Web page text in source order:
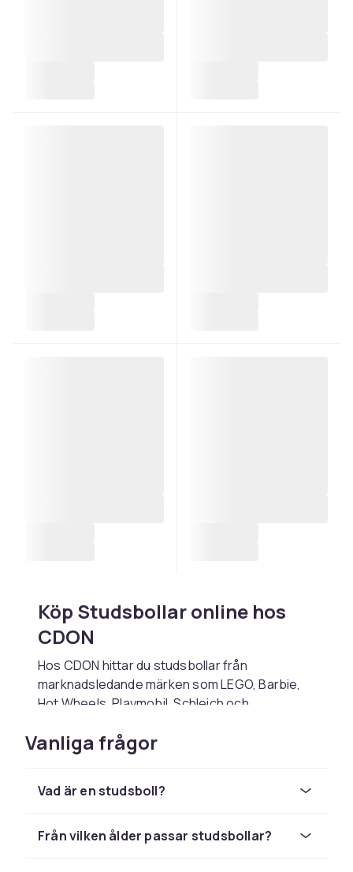
Köp Studsbollar online hos
CDON
Hos CDON hittar du studsbollar från
marknadsledande märken som LEGO, Barbie,
Hot Wheels, Playmobil, Schleich och
Oavsett om du letar efter en present till ett
barn, vill fylla på lekrummet eller söker det
oss.
intressen och den typ av lek du vill stimulera.
Vanliga frågor
Vad är en studsboll?
Från vilken ålder passar studsbollar?